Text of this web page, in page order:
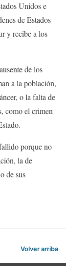
Unidos e
de Estados
y recibe a los
de los
a la población,
o la falta de
como el crimen
porque no
la de
de sus
Volver arriba